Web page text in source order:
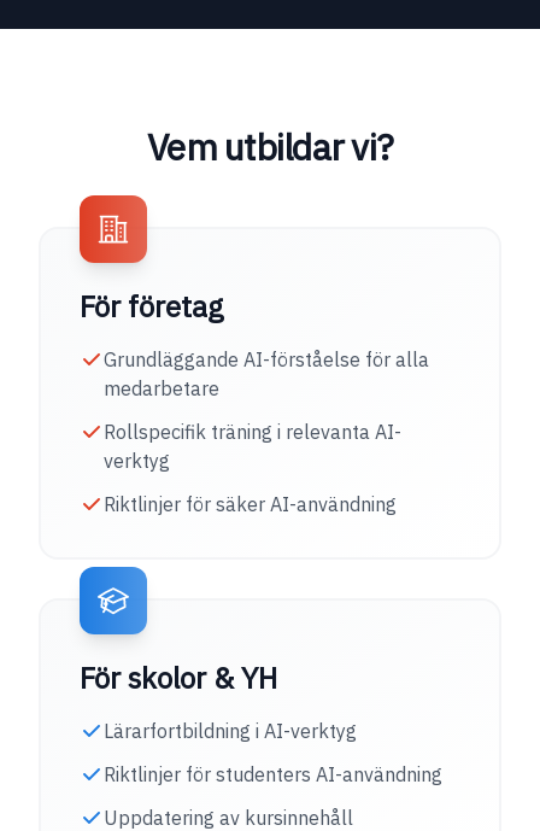
Vem utbildar vi?
För företag
Grundläggande AI-förståelse för alla
medarbetare
Rollspecifik träning i relevanta AI-
verktyg
Riktlinjer för säker AI-användning
För skolor & YH
Lärarfortbildning i AI-verktyg
Riktlinjer för studenters AI-användning
Uppdatering av kursinnehåll